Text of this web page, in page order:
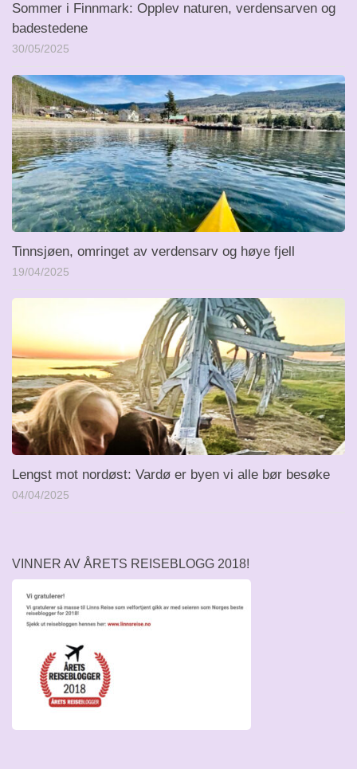
Sommer i Finnmark: Opplev naturen, verdensarven og
badestedene
30/05/2025
Tinnsjøen, omringet av verdensarv og høye fjell
19/04/2025
Lengst mot nordøst: Vardø er byen vi alle bør besøke
04/04/2025
VINNER AV ÅRETS REISEBLOGG 2018!